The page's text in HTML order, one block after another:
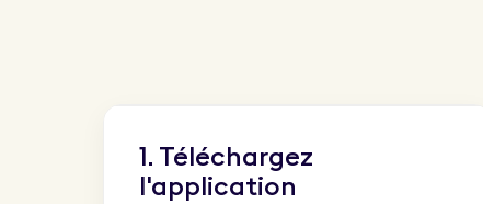
1. Téléchargez
l'application